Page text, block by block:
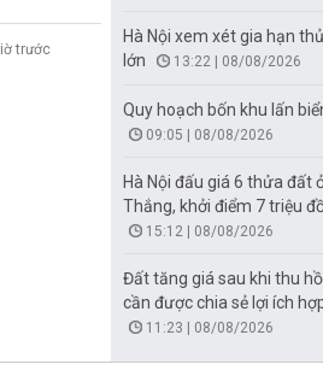
trước
Hà Nội xem xét gia hạn
lớn
13:22 | 08/08/2026
Quy hoạch bốn khu lấn
09:05 | 08/08/2026
Hà Nội đấu giá 6 thửa đất
Thắng, khởi điểm 7 triệu
15:12 | 08/08/2026
Đất tăng giá sau khi thu
cần được chia sẻ lợi ích
11:23 | 08/08/2026